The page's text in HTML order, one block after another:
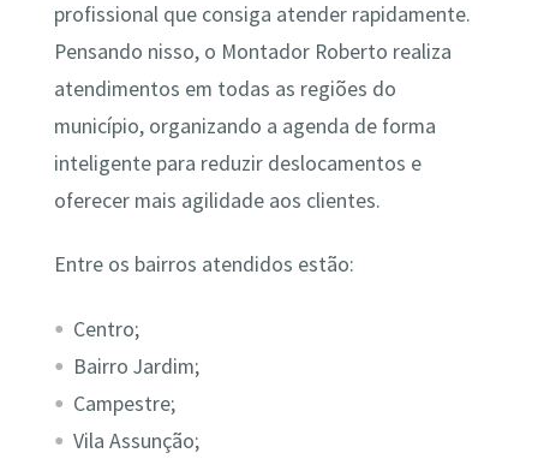
profissional que consiga atender rapidamente.
Pensando nisso, o Montador Roberto realiza
atendimentos em todas as regiões do
município, organizando a agenda de forma
inteligente para reduzir deslocamentos e
oferecer mais agilidade aos clientes.
Entre os bairros atendidos estão:
Centro;
Bairro Jardim;
Campestre;
Vila Assunção;